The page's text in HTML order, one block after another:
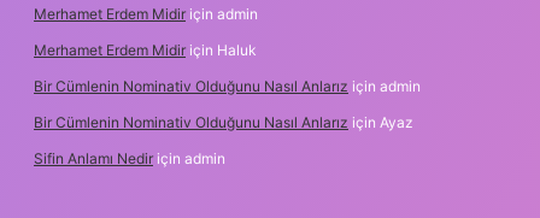
Merhamet Erdem Midir için admin
Merhamet Erdem Midir için Haluk
Bir Cümlenin Nominativ Olduğunu Nasıl Anlarız için admin
Bir Cümlenin Nominativ Olduğunu Nasıl Anlarız için Ayaz
Sifin Anlamı Nedir için admin